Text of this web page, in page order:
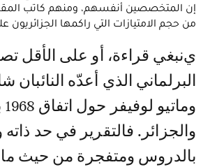
إن المتخصصين أنفسهم، ومنهم كاتب
من حجم الامتيازات التي راكمها
ينبغي قراءة، أو على الأقل تصفح، التقرير
البرلماني الذي أعدّه النائبان
والجزائر. فالتقرير في حد ذاته
بالدروس ومتفجرة من حيث